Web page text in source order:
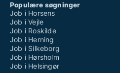
Populære søgninger
Job i Horsens
Job i Vejle
Job i Roskilde
Job i Herning
Job i Silkeborg
Job i Hørsholm
Job i Helsingør